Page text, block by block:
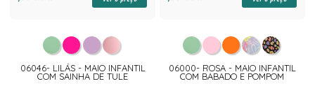
06046- LILÁS - MAIO INFANTIL
COM SAINHA DE TULE
06000- ROSA - MAIO INFANTIL
COM BABADO E POMPOM